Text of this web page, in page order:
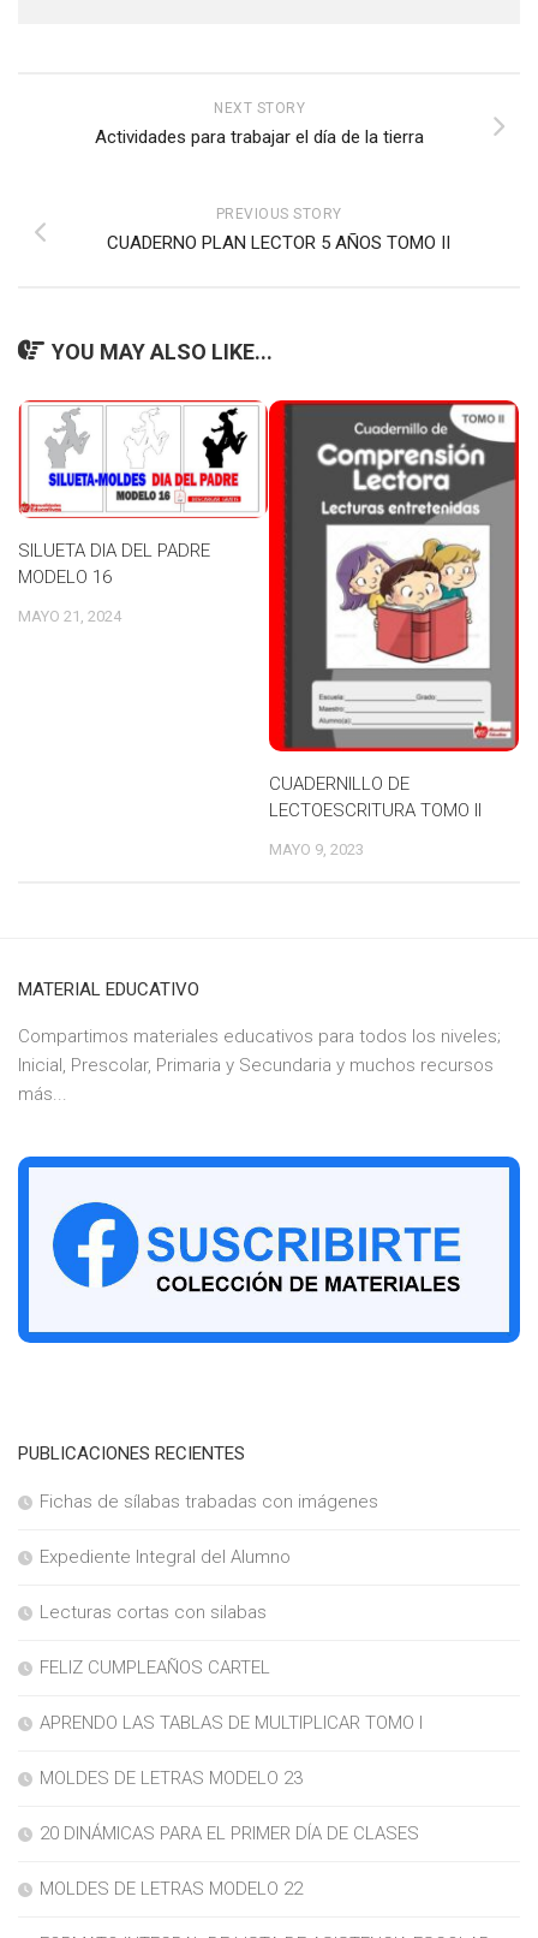
NEXT STORY
Actividades para trabajar el día de la tierra
PREVIOUS STORY
CUADERNO PLAN LECTOR 5 AÑOS TOMO II
YOU MAY ALSO LIKE...
SILUETA DIA DEL PADRE
MODELO 16
MAYO 21, 2024
CUADERNILLO DE
LECTOESCRITURA TOMO II
MAYO 9, 2023
MATERIAL EDUCATIVO
Compartimos materiales educativos para todos los niveles;
Inicial, Prescolar, Primaria y Secundaria y muchos recursos
más...
PUBLICACIONES RECIENTES
Fichas de sílabas trabadas con imágenes
Expediente Integral del Alumno
Lecturas cortas con silabas
FELIZ CUMPLEAÑOS CARTEL
APRENDO LAS TABLAS DE MULTIPLICAR TOMO I
MOLDES DE LETRAS MODELO 23
20 DINÁMICAS PARA EL PRIMER DÍA DE CLASES
MOLDES DE LETRAS MODELO 22